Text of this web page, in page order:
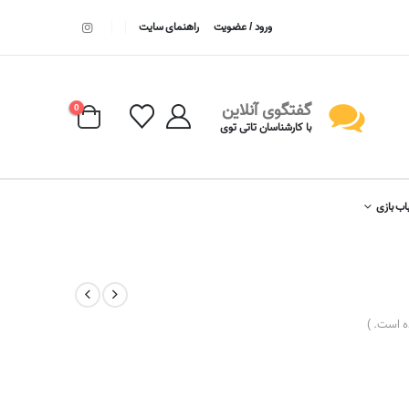
ورود / عضویت راهنمای سایت
گفتگوی آنلاین
با کارشناسان تاتی توی
0
بازی
است. )